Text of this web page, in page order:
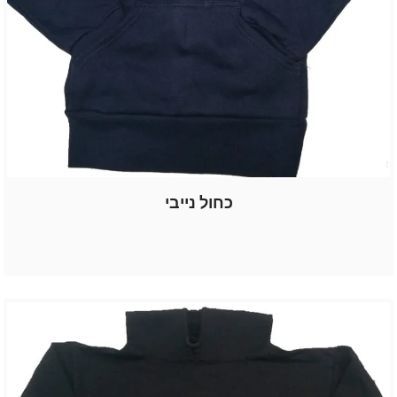
כחול נייבי